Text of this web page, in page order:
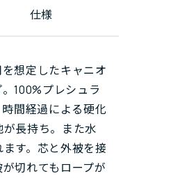
仕様
想定したキャニオ
100%プレシュラ
間経過による硬化
長持ち。また水
す。芯と外被を接
切れてもロープが